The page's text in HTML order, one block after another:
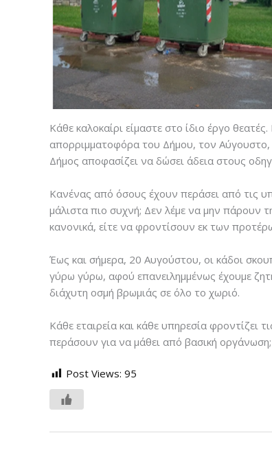
Κάθε καλοκαίρι είμαστε στο ίδιο έργο
απορριμματοφόρα του Δήμου, τον Αύγουστο,
Δήμος αποφασίζει να δώσει άδεια στους
Κανένας από όσους έχουν περάσει από τις
μάλιστα πιο συχνή; Δεν λέμε να μην πάρουν
κανονικά, είτε να φροντίσουν εκ των
Έως και σήμερα, 20 Αυγούστου, οι κάδοι
γύρω γύρω, αφού επανειλημμένως έχουμε
διάχυτη οσμή βρωμιάς σε όλο το χωριό.
Κάθε εταιρεία και κάθε υπηρεσία
περάσουν για να μάθει από βασική οργάνωση;
Post Views: 95